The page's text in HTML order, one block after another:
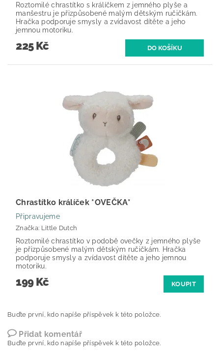
Roztomilé chrastítko s králíčkem z jemného plyše a
manšestru je přizpůsobené malým dětským ručičkám.
Hračka podporuje smysly a zvídavost dítěte a jeho
jemnou motoriku.
225 Kč
Chrastítko králíček *OVEČKA*
Připravujeme
Značka: Little Dutch
Roztomilé chrastítko v podobě ovečky z jemného plyše
je přizpůsobené malým dětským ručičkám. Hračka
podporuje smysly a zvídavost dítěte a jeho jemnou
motoriku.
199 Kč KOUPIT
Buďte první, kdo napíše příspěvek k této položce.
Přidat komentář
Buďte první, kdo napíše příspěvek k této položce.